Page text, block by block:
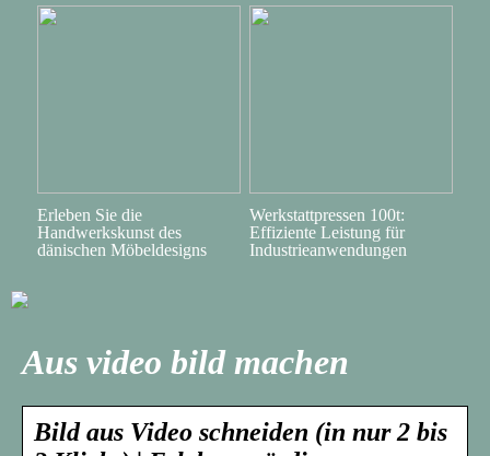
Erleben Sie die
Handwerkskunst des
dänischen Möbeldesigns
Werkstattpressen 100t:
Effiziente Leistung für
Industrieanwendungen
Aus video bild machen
Bild aus Video schneiden (in nur 2 bis